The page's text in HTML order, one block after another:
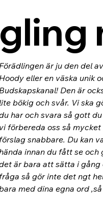
är ju den del
eller en väska unik
Den är
bökig och svår. Vi ska
har och svara så gott
förbereda oss så
snabbare. Du kan
innan du fått se och
är bara att sätta i gång
så gör inte det ngt
med dina egna ord